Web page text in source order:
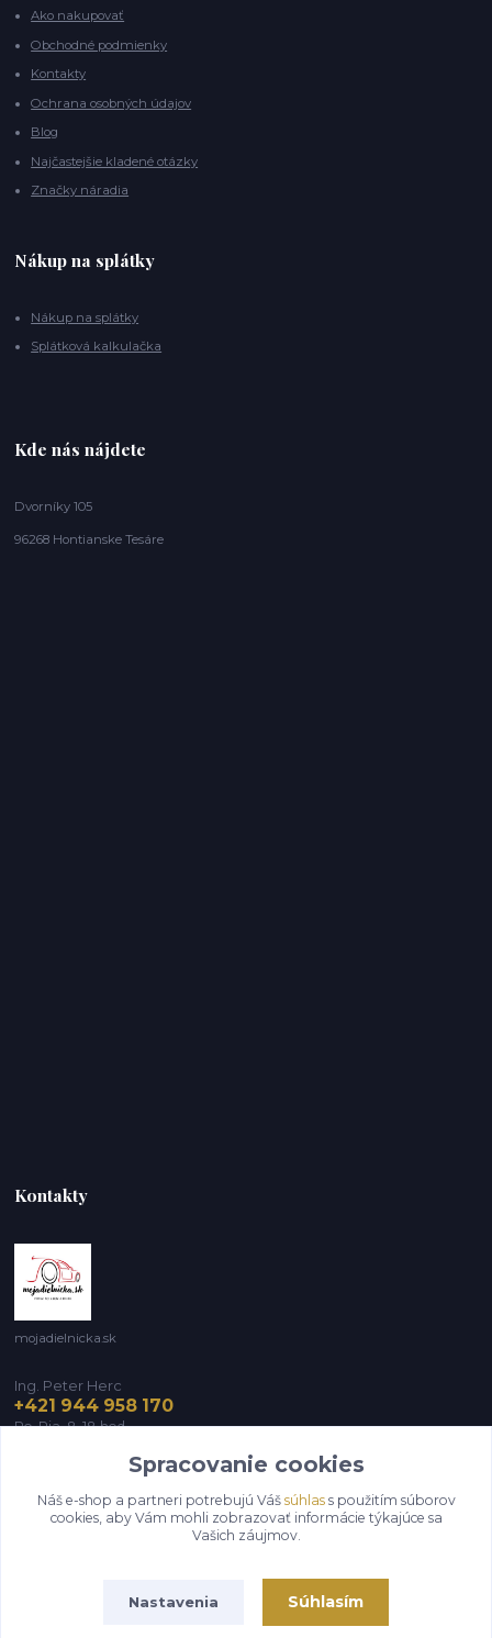
Ako nakupovať
Obchodné podmienky
Kontakty
Ochrana osobných údajov
Blog
Najčastejšie kladené otázky
Značky náradia
Nákup na splátky
Nákup na splátky
Splátková kalkulačka
Kde nás nájdete
Dvorníky 105
96268 Hontianske Tesáre
Kontakty
mojadielnicka.sk
Ing. Peter Herc
+421 944 958 170
Po-Pia, 8-18 hod.
infomojadielnicka@gmail.com
Spracovanie cookies
Náš e-shop a partneri potrebujú Váš súhlass použitím súborov
cookies, aby Vám mohli zobrazovať informácie týkajúce sa
Vašich záujmov.
Nastavenia Súhlasím